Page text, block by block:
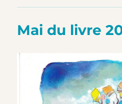
Mai du livre